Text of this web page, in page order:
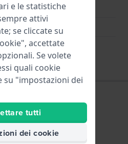
Oro rosa
Perni in acciaio
No
e le statistiche
attivi
se cliccate su
accettate
Se volete
quali cookie
su "impostazioni dei
tutti
dei cookie